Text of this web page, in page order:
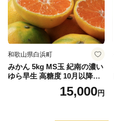
和歌山県白浜町
みかん 5kg MS玉 紀南の濃い
ゆら早生 高糖度 10月以降発
送 マルチ被覆栽培15,000円